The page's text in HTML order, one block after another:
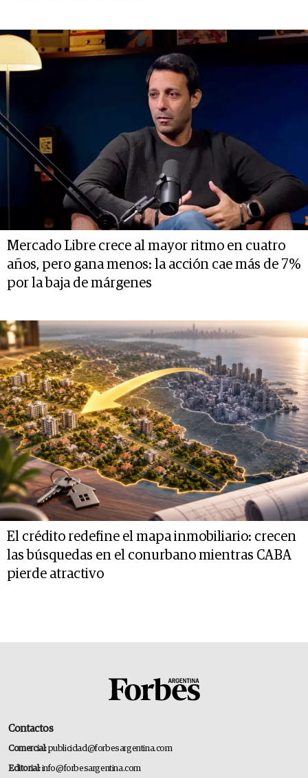
Mercado Libre crece al mayor ritmo en cuatro
años, pero gana menos: la acción cae más de 7%
por la baja de márgenes
El crédito redefine el mapa inmobiliario: crecen
las búsquedas en el conurbano mientras CABA
pierde atractivo
Contactos
Comercial:publicidad@forbesargentina.com
Editorial:info@forbesargentina.com